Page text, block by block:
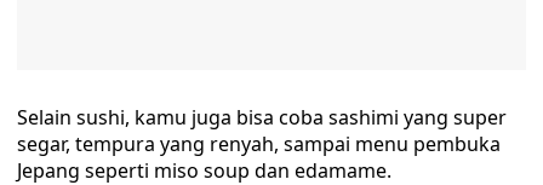
Selain sushi, kamu juga bisa coba sashimi yang super
segar, tempura yang renyah, sampai menu pembuka
Jepang seperti miso soup dan edamame.